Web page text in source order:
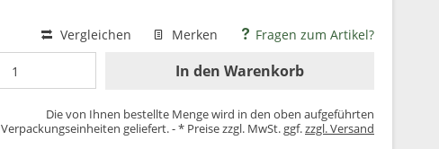
Vergleichen Merken Fragen zum Artikel?
In den Warenkorb
Die von Ihnen bestellte Menge wird in den oben aufgeführten
Verpackungseinheiten geliefert. - * Preise zzgl. MwSt. ggf.zzgl. Versand